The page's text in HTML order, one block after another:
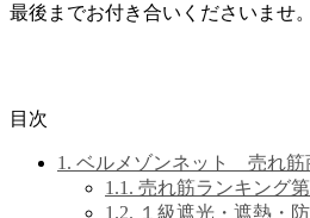
最後までお付き合いくださいませ。
目次
1. ベルメゾンネット 売れ筋
1.1. 売れ筋ランキング
1.2. １級遮光・遮熱・